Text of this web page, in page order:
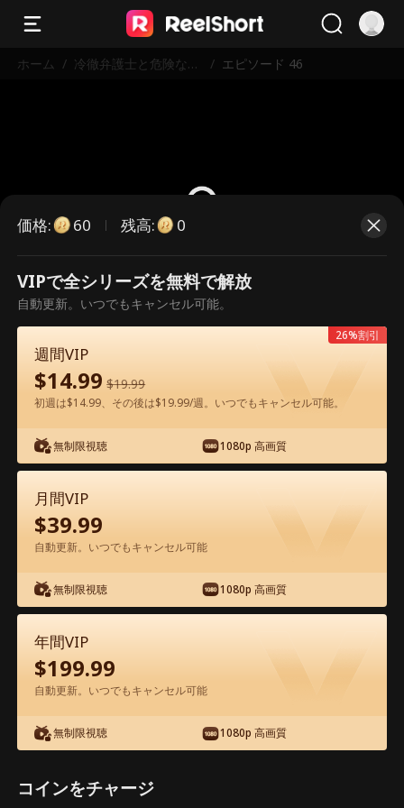
ホーム / 冷徹弁護士と危険な愛
/ エピソード 46
こちらは有料のエピソードです。視
聴いただくには解放が必要です。
アプリ内で無料視聴可能
エピソード46 - 冷徹弁護士と危険な愛の
契約 映画フル
1-50 51-60
46 48 49
価格: 60 残高: 0
VIPで全シリーズを無料で解放
自動更新。いつでもキャンセル可能。
週間VIP
$14.99 $19.99
初週は$14.99、その後は$19.99/週。いつでもキャンセル可能。
無制限視聴 1080p 高画質
26%割引
月間VIP
$39.99
自動更新。いつでもキャンセル可能
無制限視聴 1080p 高画質
年間VIP
$199.99
自動更新。いつでもキャンセル可能
無制限視聴 1080p 高画質
コインをチャージ